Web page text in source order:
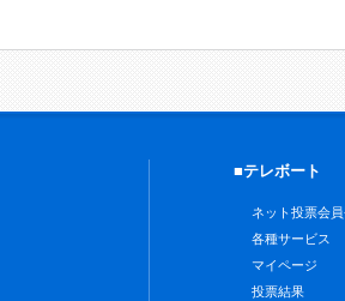
■テレボート
ネット投票会
各種サービス
マイページ
投票結果